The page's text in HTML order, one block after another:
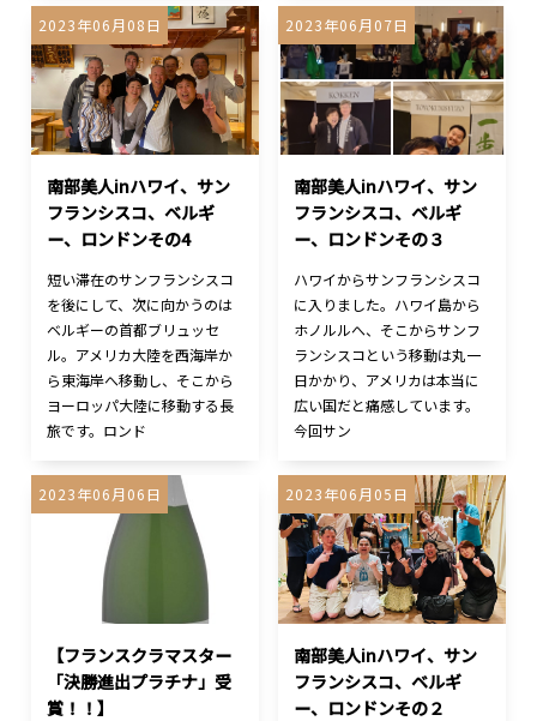
2023年06月08日
南部美人inハワイ、サン
フランシスコ、ベルギ
ー、ロンドンその4
短い滞在のサンフランシスコ
を後にして、次に向かうのは
ベルギーの首都ブリュッセ
ル。アメリカ大陸を西海岸か
ら東海岸へ移動し、そこから
ヨーロッパ大陸に移動する長
旅です。ロンド
2023年06月07日
南部美人inハワイ、サン
フランシスコ、ベルギ
ー、ロンドンその３
ハワイからサンフランシスコ
に入りました。ハワイ島から
ホノルルへ、そこからサンフ
ランシスコという移動は丸一
日かかり、アメリカは本当に
広い国だと痛感しています。
今回サン
2023年06月06日
【フランスクラマスター
「決勝進出プラチナ」受
賞！！】
2023年06月05日
南部美人inハワイ、サン
フランシスコ、ベルギ
ー、ロンドンその２